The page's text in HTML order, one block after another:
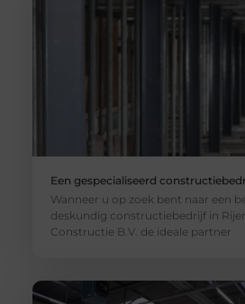
Een gespecialiseerd
Wanneer u op zoek bent naar een
deskundig constructiebedrijf in
Constructie B.V. de ideale partner